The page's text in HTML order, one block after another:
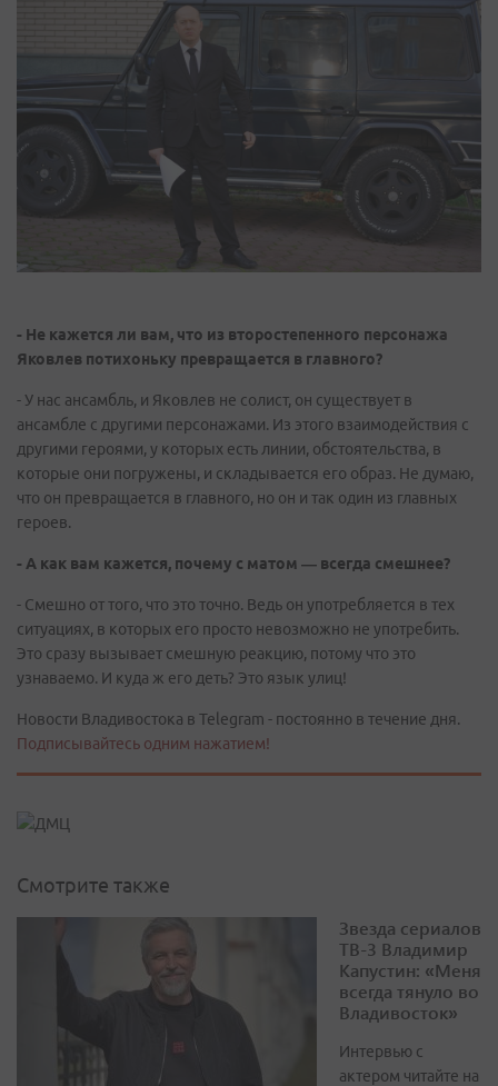
- Не кажется ли вам, что из второстепенного персонажа
Яковлев потихоньку превращается в главного?
- У нас ансамбль, и Яковлев не солист, он существует в
ансамбле с другими персонажами. Из этого взаимодействия с
другими героями, у которых есть линии, обстоятельства, в
которые они погружены, и складывается его образ. Не думаю,
что он превращается в главного, но он и так один из главных
героев.
- А как вам кажется, почему с матом — всегда смешнее?
- Смешно от того, что это точно. Ведь он употребляется в тех
ситуациях, в которых его просто невозможно не употребить.
Это сразу вызывает смешную реакцию, потому что это
узнаваемо. И куда ж его деть? Это язык улиц!
Новости Владивостока в Telegram - постоянно в течение дня.
Подписывайтесь одним нажатием!
Смотрите также
Звезда сериалов
ТВ-3 Владимир
Капустин: «Меня
всегда тянуло во
Владивосток»
Интервью с
актером читайте на